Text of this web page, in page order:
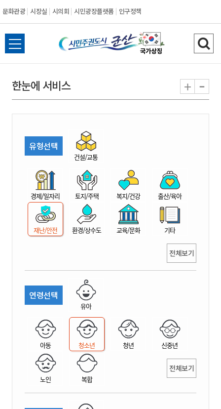
문화관광 시장실 시의회 시민광장플랫폼 인구정책
시
민
권
시
산
전
체
뉴
열
검
색
기
한눈에 서비스 + -
유형선택
건설/교통
경제/일자리 토지/주택 복지/건강 출산/육아
재난/안전 환경/상수도 교육/문화 기타
전체보기
연령선택
유아
아동 청소년 청년 신중년
노인 복합
전체보기